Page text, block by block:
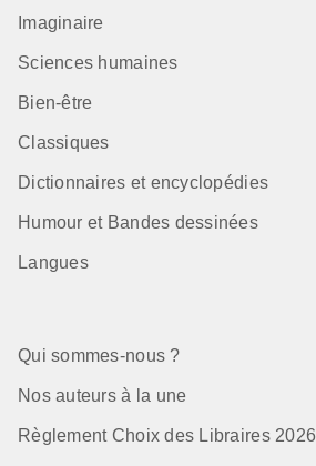
Imaginaire
Sciences humaines
Bien-être
Classiques
Dictionnaires et encyclopédies
Humour et Bandes dessinées
Langues
Qui sommes-nous ?
Nos auteurs à la une
Règlement Choix des Libraires 2026